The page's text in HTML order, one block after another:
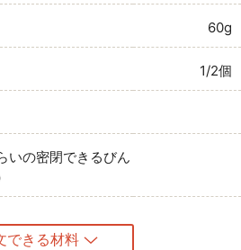
60g
1/2個
いの密閉できるびん
できる材料